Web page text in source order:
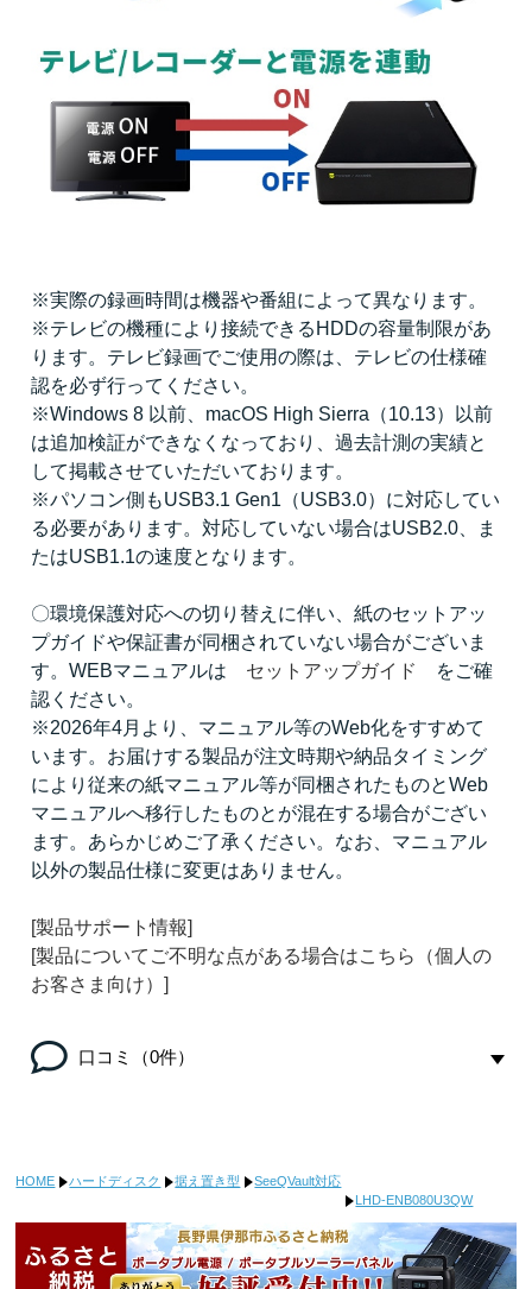
※実際の録画時間は機器や番組によって異なります。
※テレビの機種により接続できるHDDの容量制限があ
ります。テレビ録画でご使用の際は、テレビの仕様確
認を必ず行ってください。
※Windows 8 以前、macOS High Sierra（10.13）以前
は追加検証ができなくなっており、過去計測の実績と
して掲載させていただいております。
※パソコン側もUSB3.1 Gen1（USB3.0）に対応してい
る必要があります。対応していない場合はUSB2.0、ま
たはUSB1.1の速度となります。
〇環境保護対応への切り替えに伴い、紙のセットアッ
プガイドや保証書が同梱されていない場合がございま
す。WEBマニュアルは セットアップガイド
をご確
認ください。
※2026年4月より、マニュアル等のWeb化をすすめて
います。お届けする製品が注文時期や納品タイミング
により従来の紙マニュアル等が同梱されたものとWeb
マニュアルへ移行したものとが混在する場合がござい
ます。あらかじめご了承ください。なお、マニュアル
以外の製品仕様に変更はありません。
[製品サポート情報]
[製品についてご不明な点がある場合はこちら（個人の
お客さま向け）]
口コミ（0件）
HOME ハードディスク 据え置き型
SeeQVault対応
LHD-ENB080U3QW